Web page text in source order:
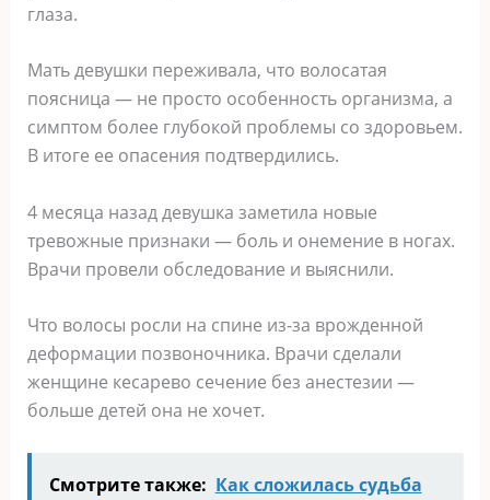
глаза.
Мать девушки переживала, что волосатая
поясница — не просто особенность организма, а
симптом более глубокой проблемы со здоровьем.
В итоге ее опасения подтвердились.
4 месяца назад девушка заметила новые
тревожные признаки — боль и онемение в ногах.
Врачи провели обследование и выяснили.
Что волосы росли на спине из-за врожденной
деформации позвоночника. Врачи сделали
женщине кесарево сечение без анестезии —
больше детей она не хочет.
Смотрите также: Как сложилась судьба